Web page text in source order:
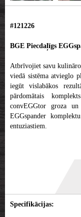
#121226
BGE Piecdaļīgs
Atbrīvojiet savu kulināro
viedā sistēma atvieglo
iegūt vislabākos
pārdomātais
convEGGtor groza un
EGGspander
entuziastiem.
Specifikācijas: